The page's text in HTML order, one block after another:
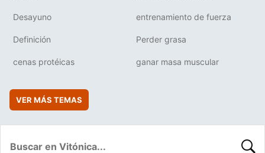
Desayuno entrenamiento de fuerza
Definición Perder grasa
cenas protéicas ganar masa muscular
VER MÁS TEMAS